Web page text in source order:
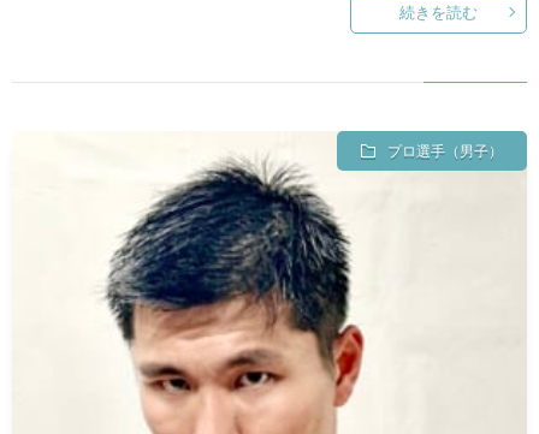
続きを読む
プロ選手（男子）